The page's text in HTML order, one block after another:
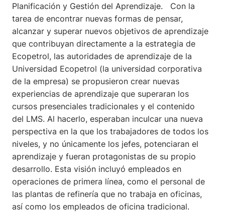
Planificación y Gestión del Aprendizaje. Con la
tarea de encontrar nuevas formas de pensar,
alcanzar y superar nuevos objetivos de aprendizaje
que contribuyan directamente a la estrategia de
Ecopetrol, las autoridades de aprendizaje de la
Universidad Ecopetrol (la universidad corporativa
de la empresa) se propusieron crear nuevas
experiencias de aprendizaje que superaran los
cursos presenciales tradicionales y el contenido
del LMS. Al hacerlo, esperaban inculcar una nueva
perspectiva en la que los trabajadores de todos los
niveles, y no únicamente los jefes, potenciaran el
aprendizaje y fueran protagonistas de su propio
desarrollo. Esta visión incluyó empleados en
operaciones de primera línea, como el personal de
las plantas de refinería que no trabaja en oficinas,
así como los empleados de oficina tradicional.